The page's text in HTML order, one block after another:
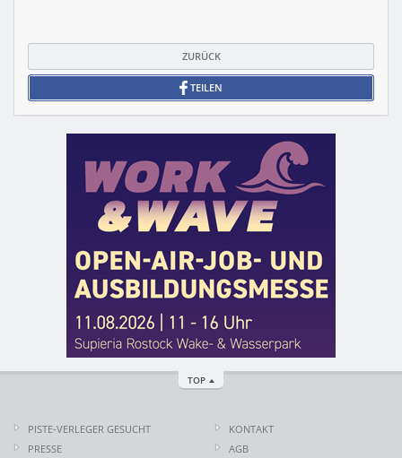
ZURÜCK
TEILEN
TOP
PISTE-VERLEGER GESUCHT
PRESSE
KONTAKT
AGB